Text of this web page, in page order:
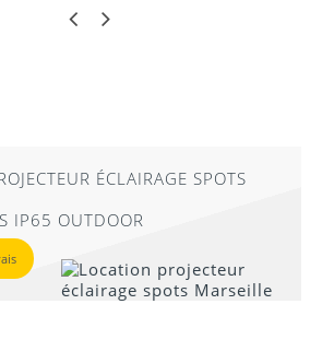
ÉCLAIRAGE SPOTS
IP65 OUTDOOR